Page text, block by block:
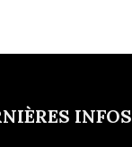
INFOS